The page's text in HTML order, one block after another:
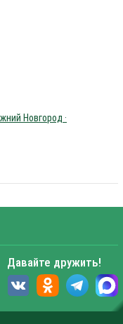
Новгород ·
Давайте дружить!